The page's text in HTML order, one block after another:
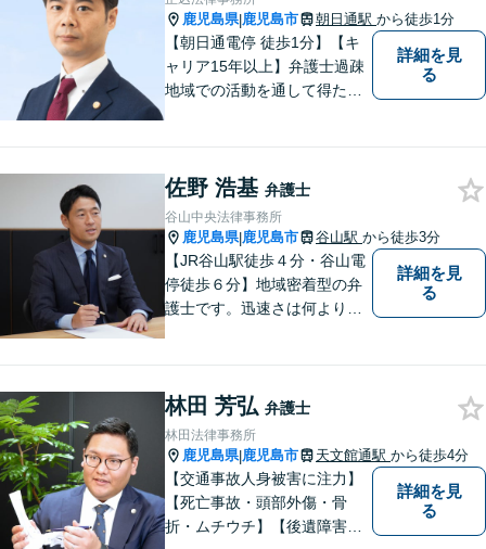
の対応が可能です。
鹿児島県|鹿児島市 朝日通駅 から徒歩1分
【朝日通電停 徒歩1分】【キ
ャリア15年以上】弁護士過疎
地域での活動を通して得た経
適な解決策をご提案します
詳細を見
る
佐野 浩基 弁護士
谷山中央法律事務所
鹿児島県|鹿児島市 谷山駅 から徒歩3分
【JR谷山駅徒歩４分・谷山電
停徒歩６分】地域密着型の弁
護士です。迅速さは何よりの
詳細を見
る
林田 芳弘 弁護士
林田法律事務所
鹿児島県|鹿児島市 天文館通駅 から徒歩4分
【交通事故人身被害に注力】
【死亡事故・頭部外傷・骨
折・ムチウチ】【後遺障害申
詳細を見
る